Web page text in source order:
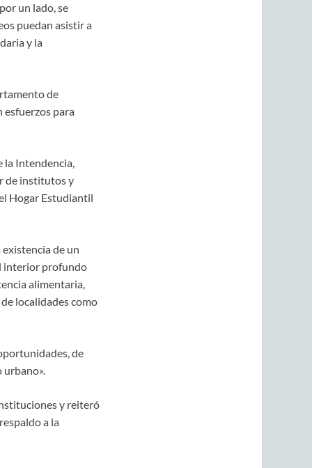
un lado, se
puedan asistir a
y la
de
esfuerzos para
la Intendencia,
de institutos y
Hogar Estudiantil
de un
interior profundo
alimentaria,
localidades como
de
urbano».
y reiteró
a la